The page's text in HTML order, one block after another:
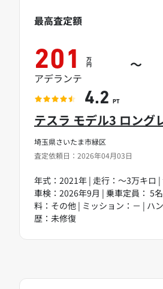
埼玉県さいたま市緑区
査定依頼日：2026年04月03日
テスラ モデル3 ロング
年式：2021年 | 走行：～3万キロ
車検：2026年9月 | 乗車定員： 5
料：その他 | ミッション：－ | ハ
歴：未修復
最高査定額
201 万
円 ～
アデランテ
4.2 PT